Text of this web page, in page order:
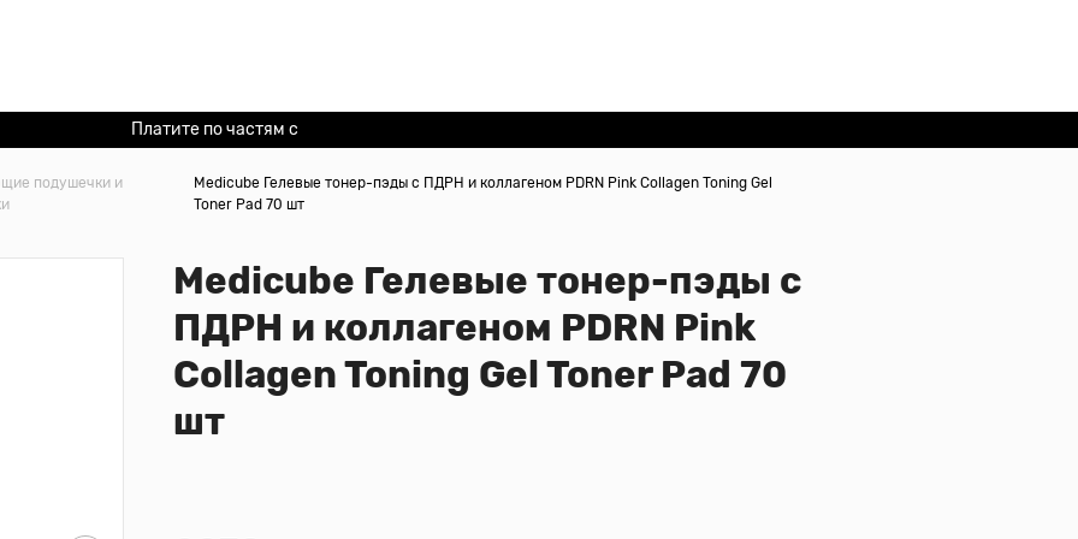
Платите по частям с
подушечки и
Medicube Гелевые тонер-пэды с ПДРН и коллагеном PDRN Pink Collagen Toning Gel
Toner Pad 70 шт
Medicube Гелевые тонер-пэды с
ПДРН и коллагеном PDRN Pink
Collagen Toning Gel Toner Pad 70
шт